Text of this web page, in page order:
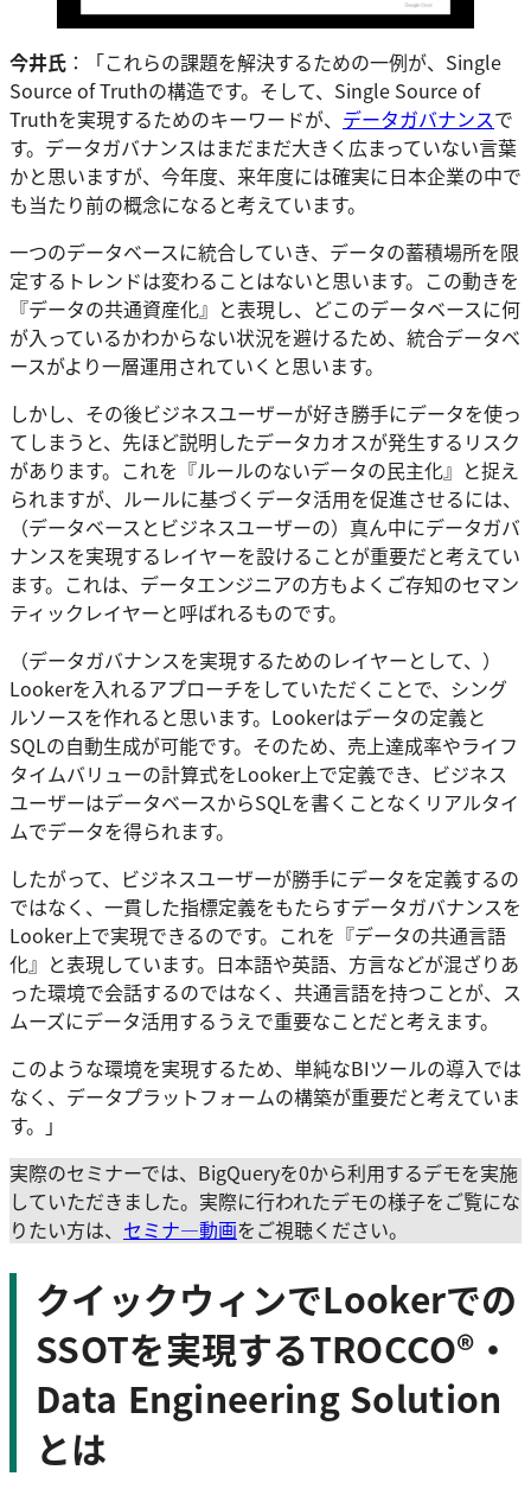
今井氏 ：「これらの課題を解決するための一例が、Single
Source of Truthの構造です。そして、Single Source of
Truthを実現するためのキーワードが、 データガバナンスで
す。データガバナンスはまだまだ大きく広まっていない言葉
かと思いますが、今年度、来年度には確実に日本企業の中で
も当たり前の概念になると考えています。
一つのデータベースに統合していき、データの蓄積場所を限
定するトレンドは変わることはないと思います。この動きを
『データの共通資産化』と表現し、どこのデータベースに何
が入っているかわからない状況を避けるため、統合データベ
ースがより一層運用されていくと思います。
しかし、その後ビジネスユーザーが好き勝手にデータを使っ
てしまうと、先ほど説明したデータカオスが発生するリスク
があります。これを『ルールのないデータの民主化』と捉え
られますが、ルールに基づくデータ活用を促進させるには、
（データベースとビジネスユーザーの）真ん中にデータガバ
ナンスを実現するレイヤーを設けることが重要だと考えてい
ます。これは、データエンジニアの方もよくご存知のセマン
ティックレイヤーと呼ばれるものです。
（データガバナンスを実現するためのレイヤーとして、）
Lookerを入れるアプローチをしていただくことで、シング
ルソースを作れると思います。Lookerはデータの定義と
SQLの自動生成が可能です。そのため、売上達成率やライフ
タイムバリューの計算式をLooker上で定義でき、ビジネス
ユーザーはデータベースからSQLを書くことなくリアルタイ
ムでデータを得られます。
したがって、ビジネスユーザーが勝手にデータを定義するの
ではなく、一貫した指標定義をもたらすデータガバナンスを
Looker上で実現できるのです。これを『データの共通言語
化』と表現しています。日本語や英語、方言などが混ざりあ
った環境で会話するのではなく、共通言語を持つことが、ス
ムーズにデータ活用するうえで重要なことだと考えます。
このような環境を実現するため、単純なBIツールの導入では
なく、データプラットフォームの構築が重要だと考えていま
す。」
実際のセミナーでは、BigQueryを0から利用するデモを実施
していただきました。実際に行われたデモの様子をご覧にな
りたい方は、 セミナ―動画をご視聴ください。
クイックウィンでLookerでの
SSOTを実現するTROCCO®・
Data Engineering Solution
とは